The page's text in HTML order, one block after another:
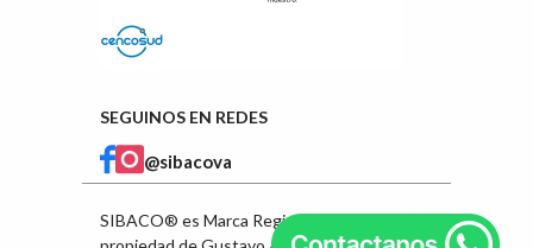
SEGUINOS EN REDES
@sibacova
SIBACO® es Marca Registrada en INPI